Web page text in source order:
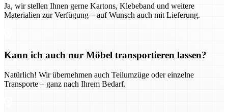
Ja, wir stellen Ihnen gerne Kartons, Klebeband und weitere
Materialien zur Verfügung – auf Wunsch auch mit Lieferung.
Kann ich auch nur Möbel transportieren lassen?
Natürlich! Wir übernehmen auch Teilumzüge oder einzelne
Transporte – ganz nach Ihrem Bedarf.